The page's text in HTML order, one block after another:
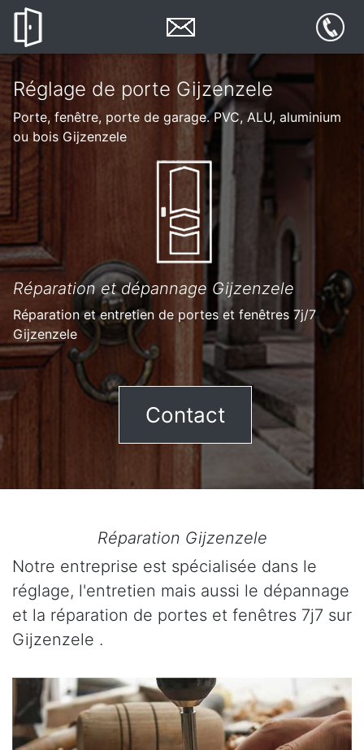
Réglage de porte Gijzenzele
Porte, fenêtre, porte de garage. PVC, ALU, aluminium
ou bois Gijzenzele
Réparation et dépannage Gijzenzele
Réparation et entretien de portes et fenêtres 7j/7
Gijzenzele
Contact
Réparation Gijzenzele
Notre entreprise est spécialisée dans le
réglage, l'entretien mais aussi le dépannage
et la réparation de portes et fenêtres 7j7 sur
Gijzenzele .